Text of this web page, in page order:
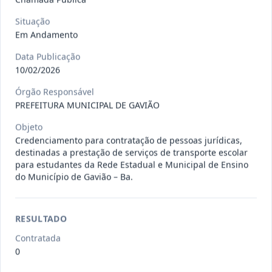
027-2026-
Dispensa
CONTRATAÇÃO DE EMPRESA PARA
EQUIPAMEN
Data :29/07/2026
026-2026-
DL
Dispensa
Contratação de empresa para o
fornecimento de insumos odonto...
Situação
Em Andamento
Data Publicação
10/02/2026
Órgão Responsável
PREFEITURA MUNICIPAL DE GAVIÃO
Objeto
Credenciamento para contratação de pessoas jurídicas,
destinadas a prestação de serviços de transporte escolar
para estudantes da Rede Estadual e Municipal de Ensino
do Município de Gavião – Ba.
RESULTADO
Contratada
0